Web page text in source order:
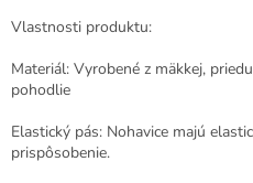
Vlastnosti produktu:
Materiál: Vyrobené z mäkkej,
pohodlie
Elastický pás: Nohavice majú
prispôsobenie.